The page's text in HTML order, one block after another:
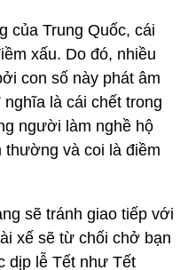
của Trung Quốc, cái
xấu. Do đó, nhiều
con số này phát âm
nghĩa là cái chết trong
người làm nghề hộ
và coi là điềm
sẽ tránh giao tiếp với
xế sẽ từ chối chở bạn
dịp lễ Tết như Tết